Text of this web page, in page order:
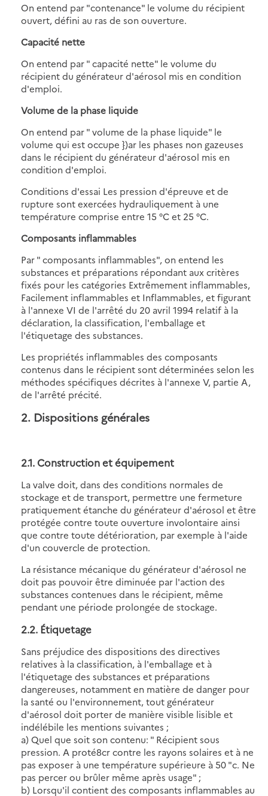
On entend par "contenance" le volume du récipient
ouvert, défini au ras de son ouverture.
Capacité nette
On entend par " capacité nette" le volume du
récipient du générateur d'aérosol mis en condition
d'emploi.
Volume de la phase liquide
On entend par " volume de la phase liquide" le
volume qui est occupe })ar les phases non gazeuses
dans le récipient du générateur d'aérosol mis en
condition d'emploi.
Conditions d'essai Les pression d'épreuve et de
rupture sont exercées hydrauliquement à une
température comprise entre 15 °C et 25 °C.
Composants inflammables
Par " composants inflammables", on entend les
substances et préparations répondant aux critères
fixés pour les catégories Extrêmement inflammables,
Facilement inflammables et Inflammables, et figurant
à l'annexe VI de l'arrêté du 20 avril 1994 relatif à la
déclaration, la classification, l'emballage et
l'étiquetage des substances.
Les propriétés inflammables des composants
contenus dans le récipient sont déterminées selon les
méthodes spécifiques décrites à l'annexe V, partie A,
de l'arrêté précité.
2. Dispositions générales
2.1. Construction et équipement
La valve doit, dans des conditions normales de
stockage et de transport, permettre une fermeture
pratiquement étanche du générateur d'aérosol et être
protégée contre toute ouverture involontaire ainsi
que contre toute détérioration, par exemple à l'aide
d'un couvercle de protection.
La résistance mécanique du générateur d'aérosol ne
doit pas pouvoir être diminuée par l'action des
substances contenues dans le récipient, même
pendant une période prolongée de stockage.
2.2. Étiquetage
Sans préjudice des dispositions des directives
relatives à la classification, à l'emballage et à
l'étiquetage des substances et préparations
dangereuses, notamment en matière de danger pour
la santé ou l'environnement, tout générateur
d'aérosol doit porter de manière visible lisible et
indélébile les mentions suivantes ;
a) Quel que soit son contenu: " Récipient sous
pression. A proté8cr contre les rayons solaires et à ne
pas exposer à une température supérieure à 50 "c. Ne
pas percer ou brûler même après usage" ;
b) Lorsqu'il contient des composants inflammables au